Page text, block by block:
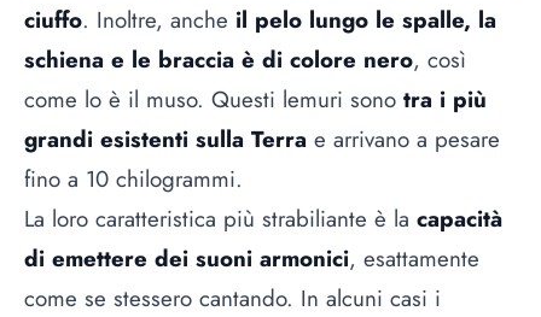
ciuffo. Inoltre, anche il pelo lungo le spalle, la
schiena e le braccia è di colore nero, così
come lo è il muso. Questi lemuri sono tra i più
grandi esistenti sulla Terra e arrivano a pesare
fino a 10 chilogrammi.
La loro caratteristica più strabiliante è la capacità
di emettere dei suoni armonici, esattamente
come se stessero cantando. In alcuni casi i